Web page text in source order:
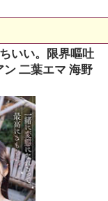
いい。限界嘔吐
二葉エマ 海野